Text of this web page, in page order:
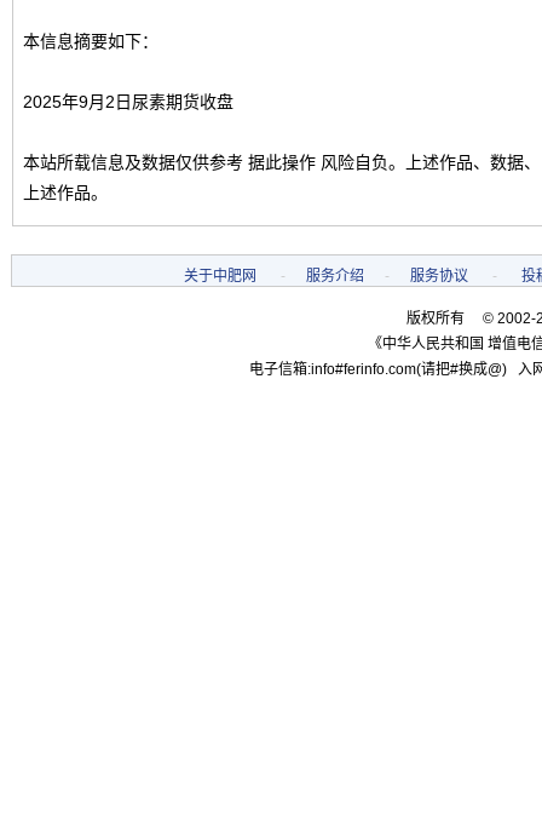
本信息摘要如下：
2025年9月2日尿素期货收盘
本站所载信息及数据仅供参考 据此操作 风险自负。上述作品、数据
上述作品。
关于中肥网 - 服务介绍 - 服务协议 - 投
版权所有 © 2002-
《中华人民共和国 增值电
电子信箱:info#ferinfo.com(请把#换成@)